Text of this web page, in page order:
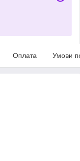
Оплата Умови